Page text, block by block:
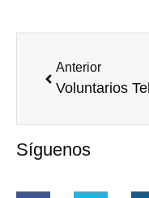
Anterior
Síguenos